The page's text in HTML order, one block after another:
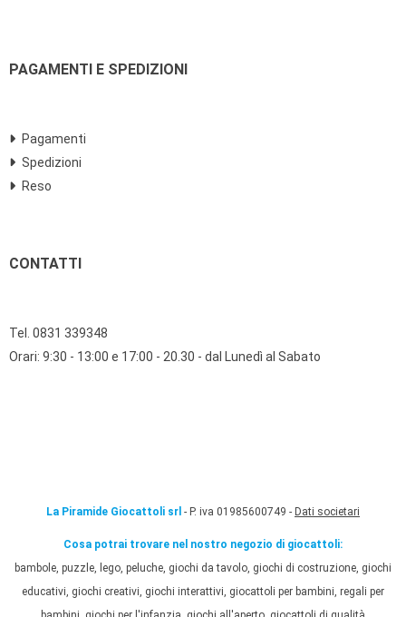
PAGAMENTI E SPEDIZIONI
Pagamenti
Spedizioni
Reso
CONTATTI
Tel. 0831 339348
Orari: 9:30 - 13:00 e 17:00 - 20.30 - dal Lunedì al Sabato
La Piramide Giocattoli srl - P. iva 01985600749 - Dati societari
Cosa potrai trovare nel nostro negozio di giocattoli:
bambole, puzzle, lego, peluche, giochi da tavolo, giochi di costruzione, giochi
educativi, giochi creativi, giochi interattivi, giocattoli per bambini, regali per